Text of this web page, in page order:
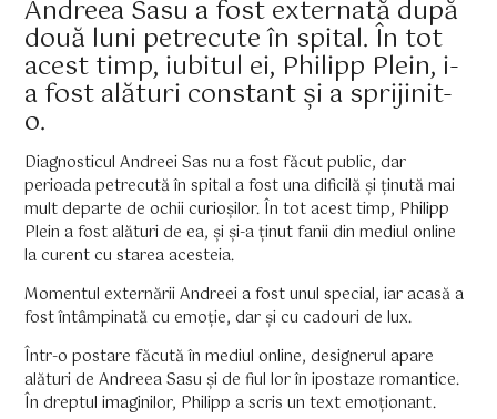
Andreea Sasu a fost externată după
două luni petrecute în spital. În tot
acest timp, iubitul ei, Philipp Plein, i-
a fost alături constant și a sprijinit-
o.
Diagnosticul Andreei Sas nu a fost făcut public, dar
perioada petrecută în spital a fost una dificilă și ținută mai
mult departe de ochii curioșilor. În tot acest timp, Philipp
Plein a fost alături de ea, și și-a ținut fanii din mediul online
la curent cu starea acesteia.
Momentul externării Andreei a fost unul special, iar acasă a
fost întâmpinată cu emoție, dar și cu cadouri de lux.
Într-o postare făcută în mediul online, designerul apare
alături de Andreea Sasu și de fiul lor în ipostaze romantice.
În dreptul imaginilor, Philipp a scris un text emoționant.